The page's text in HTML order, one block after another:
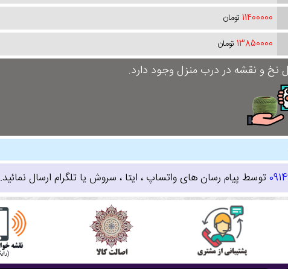
11400000 تومان
13850000 تومان
نخ و نقشه در درب منزل وجود دارد.
توسط پیام رسان های واتساپ ، ایتا ، سروش یا تلگرام ارسال نمائید.